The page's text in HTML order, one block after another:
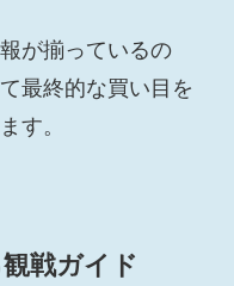
が揃っているの
最終的な買い目を
す。
戦ガイド